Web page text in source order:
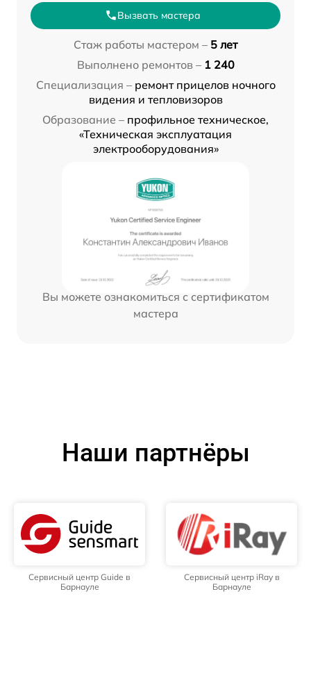
Вызвать мастера
Стаж работы мастером – 5 лет
Выполнено ремонтов – 1 240
Специализация – ремонт прицелов ночного
видения и тепловизоров
Образование – профильное техническое,
«Техническая эксплуатация
электрооборудования»
Вы можете ознакомиться с сертификатом
мастера
Наши партнёры
Сервисный центр Guide в
Барнауле
Сервисный центр iRay в
Барнауле